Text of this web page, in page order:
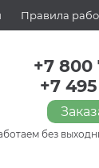
Правила
+7 800
+7
без